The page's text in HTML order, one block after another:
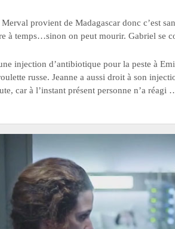
provient de Madagascar donc c’est
à temps…sinon on peut mourir. Gabriel se
injection d’antibiotique pour la peste à
russe. Jeanne a aussi droit à son
car à l’instant présent personne n’a